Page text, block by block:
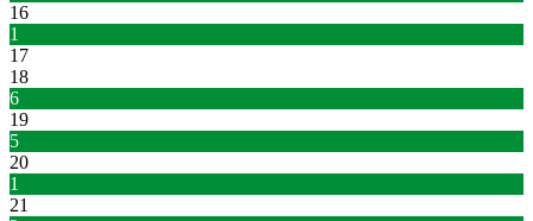
16
1
17
18
6
19
5
20
1
21